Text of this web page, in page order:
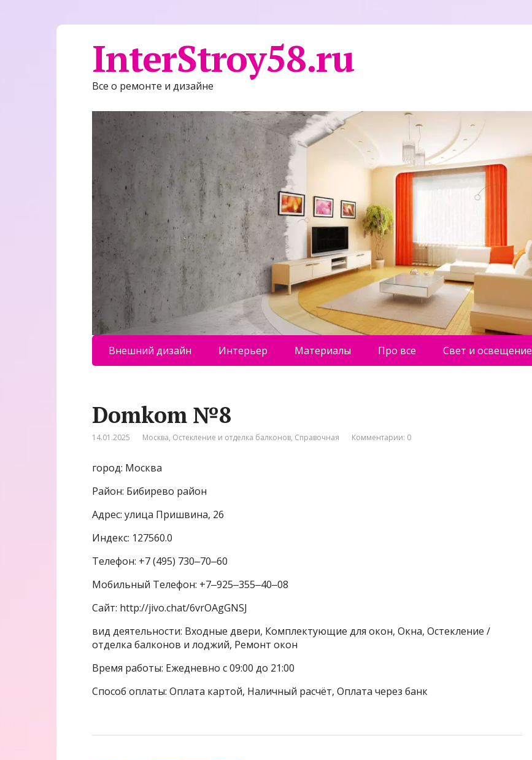
InterStroy58.ru
Все о ремонте и дизайне
Внешний дизайн Интерьер Материалы Про все Свет и освещение
Domkom №8
14.01.2025 Москва, Остекление и отделка балконов, Справочная Комментарии: 0
город: Москва
Район: Бибирево район
Адрес: улица Пришвина, 26
Индекс: 127560.0
Телефон: +7 (495) 730‒70‒60
Мобильный Телефон: +7‒925‒355‒40‒08
Сайт: http://jivo.chat/6vrOAgGNSJ
вид деятельности: Входные двери, Комплектующие для окон, Окна, Остекление /
отделка балконов и лоджий, Ремонт окон
Время работы: Ежедневно с 09:00 до 21:00
Способ оплаты: Оплата картой, Наличный расчёт, Оплата через банк